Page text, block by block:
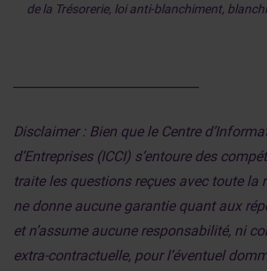
de la Trésorerie, loi anti-blanchiment,
Disclaimer : Bien que le Centre
d’Entreprises (ICCI) s’entoure des
traite les questions reçues avec toute la
ne donne aucune garantie quant aux
et n’assume aucune responsabilité, ni
extra-contractuelle, pour l’éventuel